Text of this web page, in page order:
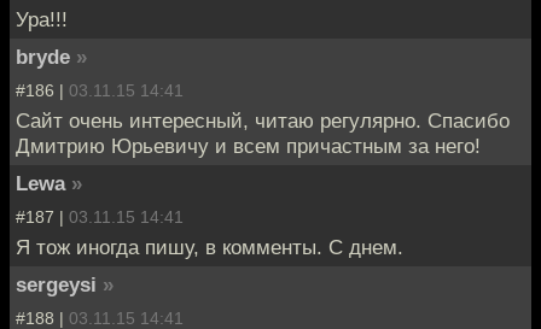
Ура!!!
bryde »
#186 | 03.11.15 14:41
Сайт очень интересный, читаю регулярно. Спасибо
Дмитрию Юрьевичу и всем причастным за него!
Lewa »
#187 | 03.11.15 14:41
Я тож иногда пишу, в комменты. С днем.
sergeysi »
#188 | 03.11.15 14:41